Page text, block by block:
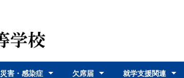
災害・感染症 欠席届 就学支援関連